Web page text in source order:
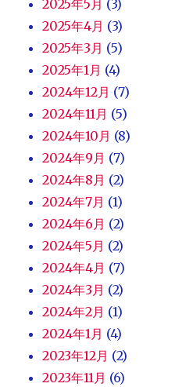
2025年5月 (3)
2025年4月 (3)
2025年3月 (5)
2025年1月 (4)
2024年12月 (7)
2024年11月 (5)
2024年10月 (8)
2024年9月 (7)
2024年8月 (2)
2024年7月 (1)
2024年6月 (2)
2024年5月 (2)
2024年4月 (7)
2024年3月 (2)
2024年2月 (1)
2024年1月 (4)
2023年12月 (2)
2023年11月 (6)